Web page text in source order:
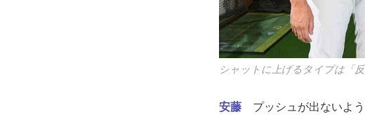
シャットに上げるタイプは「
安藤 プッシュが出ないよ